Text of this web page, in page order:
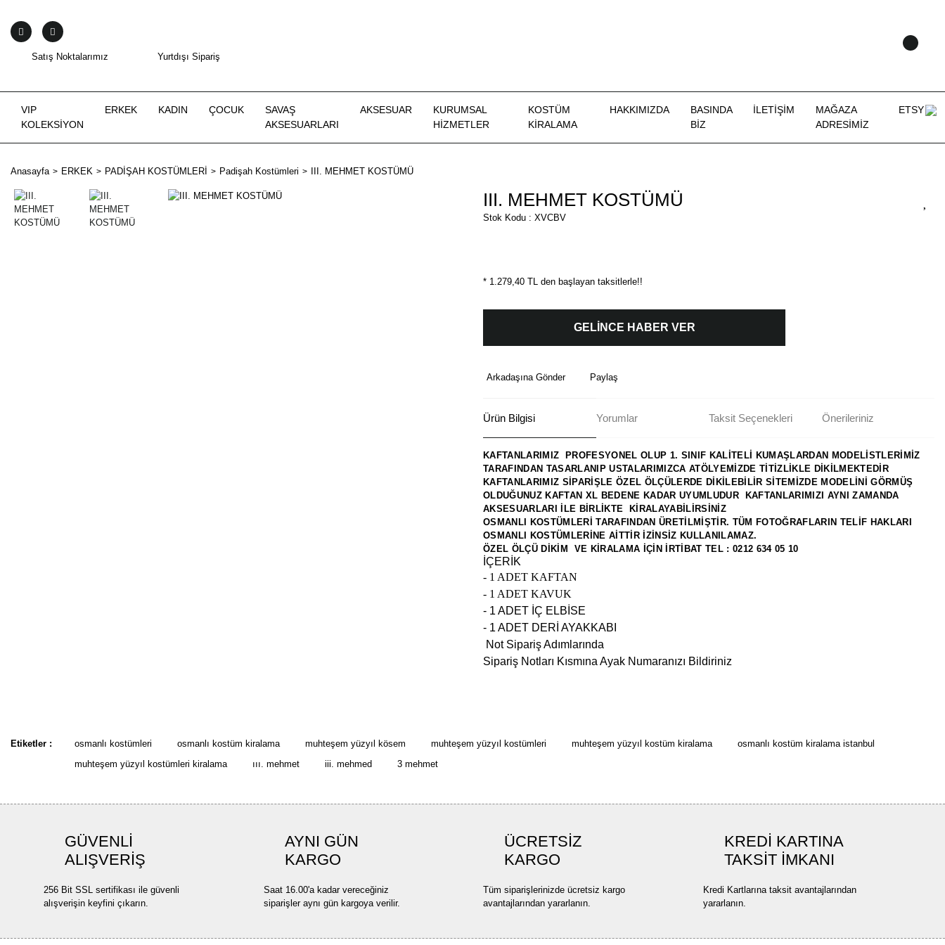
Satış Noktalarımız Yurtdışı Sipariş
VIP
KOLEKSİYON
ERKEK KADIN ÇOCUK
SAVAŞ
AKSESUARLARI
AKSESUAR
KURUMSAL
HİZMETLER
KOSTÜM
KIRALAMA
HAKKIMIZDA
BASINDA
BİZ
İLETİŞİM
MAĞAZA
ADRESİMİZ
ETSY
Anasayfa ERKEK PADİŞAH KOSTÜMLERİ Padişah Kostümleri III. MEHMET KOSTÜMÜ
III. MEHMET KOSTÜMÜ
Stok Kodu : XVCBV
* 1.279,40 TL den başlayan taksitlerle!!
GELİNCE HABER VER
Arkadaşına Gönder Paylaş
Ürün Bilgisi Yorumlar Taksit Seçenekleri Önerileriniz
KAFTANLARIMIZ PROFESYONEL OLUP 1. SINIF KALİTELİ KUMAŞLARDAN MODELİSTLERİMİZ
TARAFINDAN TASARLANIP USTALARIMIZCA ATÖLYEMİZDE TİTİZLİKLE DİKİLMEKTEDİR
KAFTANLARIMIZ SİPARİŞLE ÖZEL ÖLÇÜLERDE DİKİLEBİLİR SİTEMİZDE MODELİNİ GÖRMÜŞ
OLDUĞUNUZ KAFTAN XL BEDENE KADAR UYUMLUDUR KAFTANLARIMIZI AYNI ZAMANDA
AKSESUARLARI İLE BİRLİKTE KİRALAYABİLİRSİNİZ
OSMANLI KOSTÜMLERİ TARAFINDAN ÜRETİLMİŞTİR. TÜM FOTOĞRAFLARIN TELİF HAKLARI
OSMANLI KOSTÜMLERİNE AİTTİR İZİNSİZ KULLANILAMAZ.
ÖZEL ÖLÇÜ DİKİM VE KİRALAMA İÇİN İRTİBAT TEL : 0212 634 05 10
İÇERİK
- 1 ADET KAFTAN
- 1 ADET KAVUK
- 1 ADET İÇ ELBİSE
- 1 ADET DERİ AYAKKABI
Not Sipariş Adımlarında
Sipariş Notları Kısmına Ayak Numaranızı Bildiriniz
Bu ürüne ilk yorumu siz yapın!
Görüş ve önerileriniz için teşekkür ederiz.
Ürün fiyatı diğer sitelerden daha pahalı.
Bu ürüne benzer farklı alternatifler olmalı.
Etiketler : osmanlı kostümleri osmanlı kostüm kiralama muhteşem yüzyıl kösem muhteşem yüzyıl kostümleri muhteşem yüzyıl kostüm kiralama
osmanlı kostüm kiralama istanbul
muhteşem yüzyıl kostümleri kiralama
ııı. mehmet iii. mehmed 3 mehmet
GÜVENLİ
ALIŞVERİŞ
256 Bit SSL sertifikası ile güvenli
alışverişin keyfini çıkarın.
AYNI GÜN
KARGO
Saat 16.00'a kadar vereceğiniz
siparişler aynı gün kargoya verilir.
ÜCRETSİZ
KARGO
Tüm siparişlerinizde ücretsiz kargo
avantajlarından yararlanın.
KREDİ KARTINA
TAKSİT İMKANI
Kredi Kartlarına taksit avantajlarından
yararlanın.